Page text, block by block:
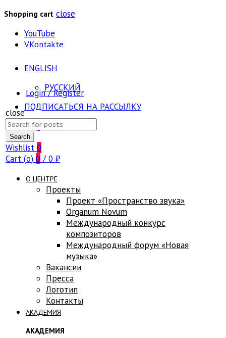
Shopping cart close
YouTube
VKontakte
ENGLISH
РУССКИЙ
ПОДПИСАТЬСЯ НА РАССЫЛКУ
FAQ
Login / Register
close
Search
for:
Search
Wishlist 0
Cart (o) 0 / 0 ₽
О ЦЕНТРЕ
Проекты
Проект «Пространство звука»
Оrganum Novum
Международный конкурс
композиторов
Международный форум «Новая
музыка»
Вакансии
Пресса
Логотип
Контакты
АКАДЕМИЯ
АКАДЕМИЯ